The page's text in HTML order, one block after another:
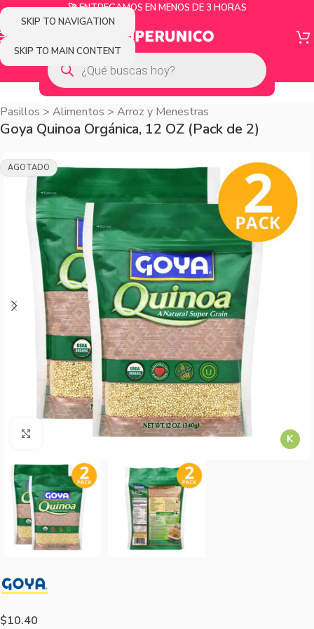
SKIP TO NAVIGATION
SKIP TO MAIN CONTENT
🚀 ENTREGAMOS EN MENOS DE 3 HORAS
Pasillos > Alimentos > Arroz y Menestras
Goya Quinoa Orgánica, 12 OZ (Pack de 2)
AGOTADO
K
Agrandar imagen
$10.40